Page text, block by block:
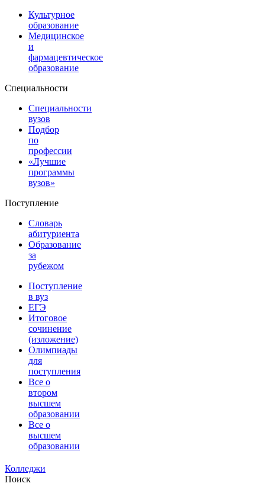
Культурное
образование
Медицинское
и
фармацевтическое
образование
Специальности
Специальности
вузов
Подбор
по
профессии
«Лучшие
программы
вузов»
Поступление
Словарь
абитуриента
Образование
за
рубежом
Поступление
в вуз
ЕГЭ
Итоговое
сочинение
(изложение)
Олимпиады
для
поступления
Все о
втором
высшем
образовании
Все о
высшем
образовании
Колледжи
Поиск